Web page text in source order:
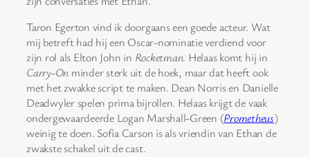
Taron Egerton vind ik doorgaans een goede acteur. Wat
mij betreft had hij een Oscar-nominatie verdiend voor
zijn rol als Elton John in Rocketman. Helaas komt hij in
Carry-On minder sterk uit de hoek, maar dat heeft ook
met het zwakke script te maken. Dean Norris en Danielle
Deadwyler spelen prima bijrollen. Helaas krijgt de vaak
ondergewaardeerde Logan Marshall-Green (Prometheus)
weinig te doen. Sofia Carson is als vriendin van Ethan de
zwakste schakel uit de cast.